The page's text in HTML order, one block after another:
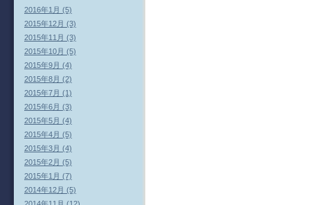
2016年1月 (5)
2015年12月 (3)
2015年11月 (3)
2015年10月 (5)
2015年9月 (4)
2015年8月 (2)
2015年7月 (1)
2015年6月 (3)
2015年5月 (4)
2015年4月 (5)
2015年3月 (4)
2015年2月 (5)
2015年1月 (7)
2014年12月 (5)